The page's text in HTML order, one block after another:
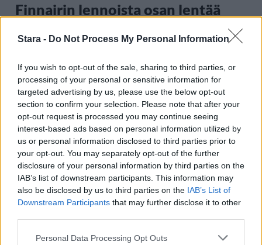
Stara - Do Not Process My Personal Information
If you wish to opt-out of the sale, sharing to third parties, or
processing of your personal or sensitive information for
targeted advertising by us, please use the below opt-out
section to confirm your selection. Please note that after your
opt-out request is processed you may continue seeing
interest-based ads based on personal information utilized by
us or personal information disclosed to third parties prior to
your opt-out. You may separately opt-out of the further
disclosure of your personal information by third parties on the
IAB’s list of downstream participants. This information may
also be disclosed by us to third parties on the IAB’s List of
Downstream Participants that may further disclose it to other
Personal Data Processing Opt Outs
Finnairin lennoista osan lentää
matkustajille tärkeä rajoitus
4
UUTISET